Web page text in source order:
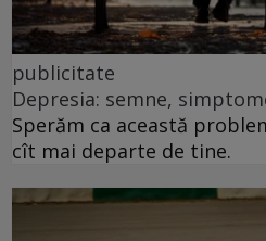
publicitate
Depresia: semne,
Sperăm ca această
cît mai departe de tine.